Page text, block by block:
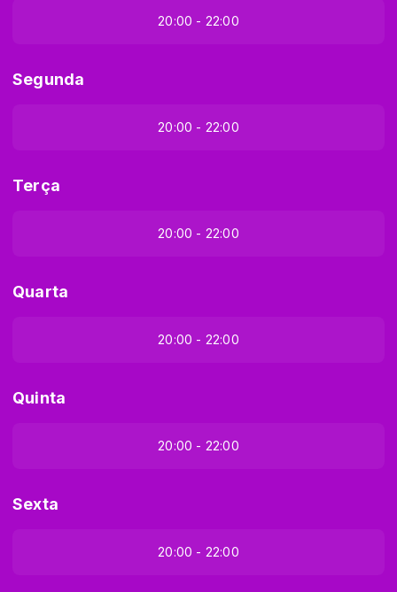
20:00 - 22:00
Segunda
20:00 - 22:00
Terça
20:00 - 22:00
Quarta
20:00 - 22:00
Quinta
20:00 - 22:00
Sexta
20:00 - 22:00